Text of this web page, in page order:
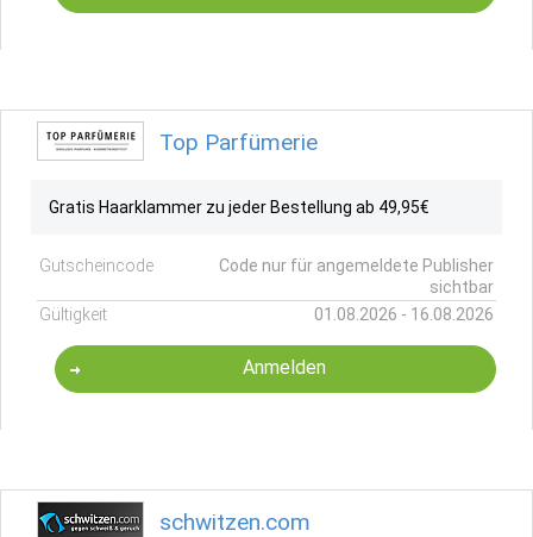
Top Parfümerie
Gratis Haarklammer zu jeder Bestellung ab 49,95€
Gutscheincode
Code nur für angemeldete Publisher
sichtbar
Gültigkeit
01.08.2026 - 16.08.2026
Anmelden
schwitzen.com